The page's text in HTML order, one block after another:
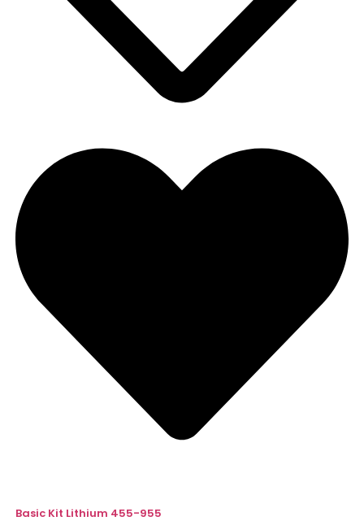
Basic Kit Lithium 455-955